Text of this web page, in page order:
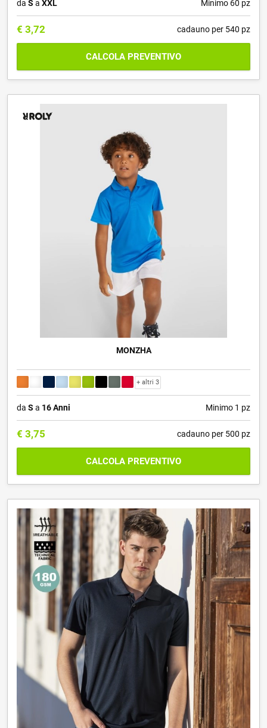
da S a XXL Minimo 60 pz
€ 3,72 cadauno per 540 pz
CALCOLA PREVENTIVO
MONZHA
+ altri 3
da S a 16 Anni Minimo 1 pz
€ 3,75 cadauno per 500 pz
CALCOLA PREVENTIVO